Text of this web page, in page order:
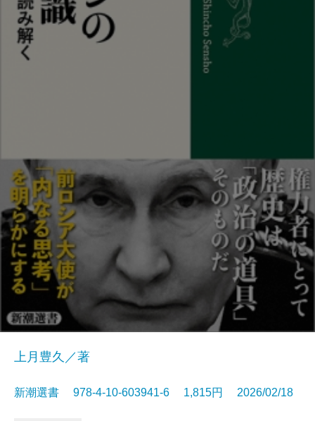
上月豊久／著
新潮選書 978-4-10-603941-6 1,815円 2026/02/18